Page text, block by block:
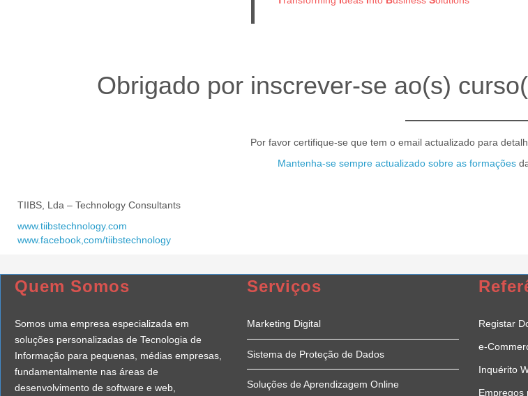
Obrigado por inscrever-se ao(s)
Por favor certifique-se que tem o email actualizado para
Mantenha-se sempre actualizado sobre as formações
TIIBS, Lda – Technology Consultants
www.tiibstechnology.com
www.facebook,com/tiibstechnology
Quem Somos
Somos uma empresa especializada em
soluções personalizadas de Tecnologia de
Informação para pequenas, médias empresas,
fundamentalmente nas áreas de
desenvolvimento de software e web,
Serviços
Marketing Digital
Sistema de Proteção de Dados
Soluções de Aprendizagem Online
Registar
e-
Inquérito
Empregos